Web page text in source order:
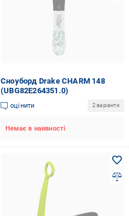
Сноуборд Drake CHARM 148
(UBG82E264351.0)
оцінити 2 варіанти
Немає в наявності